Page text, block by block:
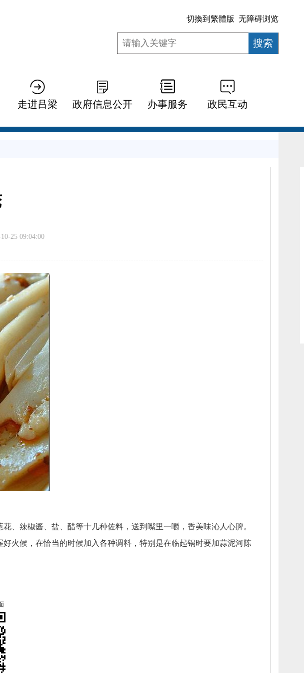
切換到繁體版 无障碍浏览
走进吕梁 政府信息公开 办事服务 政民互动
25 09:04:00
花、 辣椒酱、 盐、 醋等十几种佐料， 送到嘴里一嚼， 香美味沁人心脾。
好火候， 在恰当的时候加入各种调料， 特别是在临起锅时要加蒜泥河陈